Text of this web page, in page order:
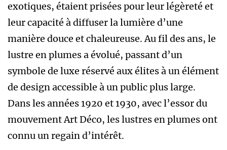
exotiques, étaient prisées pour leur légèreté et
leur capacité à diffuser la lumière d’une
manière douce et chaleureuse. Au fil des ans, le
lustre en plumes a évolué, passant d’un
symbole de luxe réservé aux élites à un élément
de design accessible à un public plus large.
Dans les années 1920 et 1930, avec l’essor du
mouvement Art Déco, les lustres en plumes ont
connu un regain d’intérêt.